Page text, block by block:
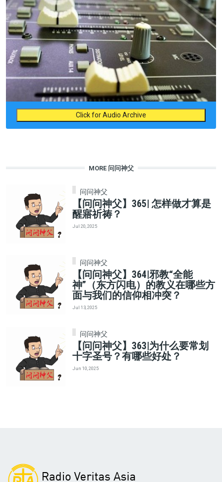
Click for Audio Archive
MORE 问问神父
问问神父
【问问神父】365| 怎样做才算是
醒寤祈祷？
Jul 20, 2025
问问神父
【问问神父】364|邪教“全能
神”（东方闪电）的教义在哪些方
面与我们的信仰相冲突？
Jul 13, 2025
问问神父
【问问神父】363|为什么要常划
十字圣号？有哪些好处？
Jun 10, 2025